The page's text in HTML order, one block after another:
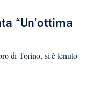
“Un’ottima
di Torino, si è tenuto